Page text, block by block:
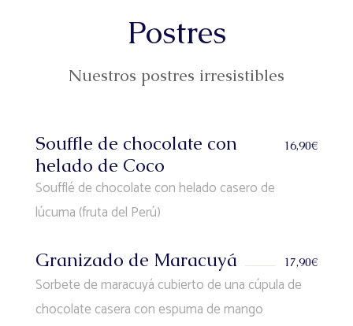
Postres
Nuestros postres irresistibles
Souffle de chocolate con
helado de Coco
16,90€
Soufflé de chocolate con helado casero de
lúcuma (fruta del Perú)
Granizado de Maracuyá 17,90€
Sorbete de maracuyá cubierto de una cúpula de
chocolate casera con espuma de mango